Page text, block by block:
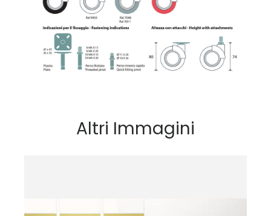
Altri Immagini